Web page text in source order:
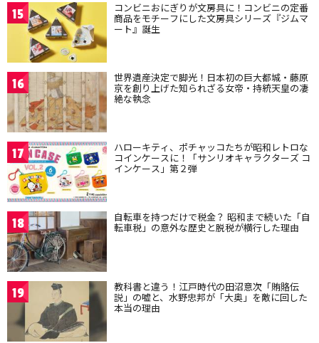
15 コンビニおにぎりが文房具に！コンビニの定番
商品をモチーフにした文房具シリーズ『ジムマ
ート』誕生
16 世界遺産決定で脚光！日本初の巨大都城・藤原
京を創り上げた知られざる女帝・持統天皇の凄
絶な執念
17 ハローキティ、ポチャッコたちが昭和レトロな
コインケースに！「サンリオキャラクターズ コ
インケース」第２弾
18 自転車を持つだけで税金？ 昭和まで続いた「自
転車税」の意外な歴史と脱税が横行した理由
19 教科書と違う！江戸時代の田沼意次「賄賂伝
説」の嘘と、水野忠邦が「大奥」を敵に回した
本当の理由